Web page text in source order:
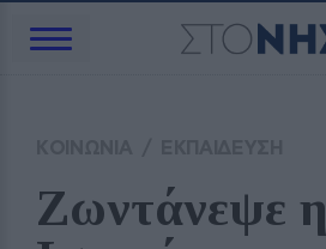
Ζωντάνεψε η